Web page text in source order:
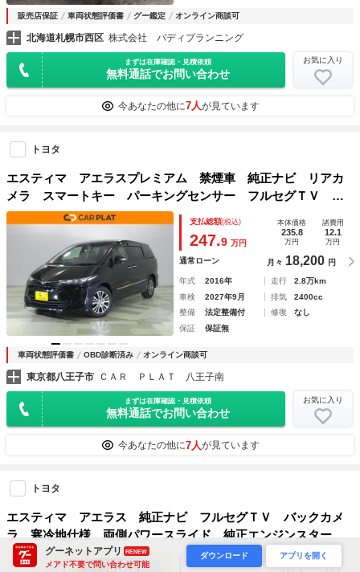
販売店保証 車両状態評価書 グー鑑定 オンライン商談可
北海道札幌市西区 株式会社 バディプランニング
まずは在庫確認・見積依頼
無料通話でお問い合わせ
お気に入り
今あなたの他に7人が見ています
トヨタ
エスティマ アエラスプレミアム 禁煙車 純正ナビ リアカ
メラ スマートキー パーキングセンサー フルセグＴＶ ト
ヨタセーフティーセンス リア両側パワースライドドア アル
ミホイール パワーシート クルーズコントロール リアモニ
支払総額(税込)
247.9 万円
本体価格
235.8
万円
諸費用
12.1
万円
通常ローン 月々 18,200 円
年式 2016年 走行
2.8万km
車検
2027年9月 排気
2400cc
整備
法定整備付 修復
なし
保証
保証無
車両状態評価書 OBD診断済み オンライン商談可
東京都八王子市 ＣＡＲ ＰＬＡＴ 八王子南
まずは在庫確認・見積依頼
無料通話でお問い合わせ
お気に入り
今あなたの他に7人が見ています
トヨタ
エスティマ アエラス 純正ナビ フルセグＴＶ バックカメ
ラ 寒冷地仕様 両側パワースライド 純正エンジンスタータ
ー フリップダウンモニター 衝突軽減ブレーキ クルーズコ
支払総額 本体価格 諸費用
グーネットアプリ RENEW
メアド不要で問い合わせ可能
ダウンロード アプリを開く